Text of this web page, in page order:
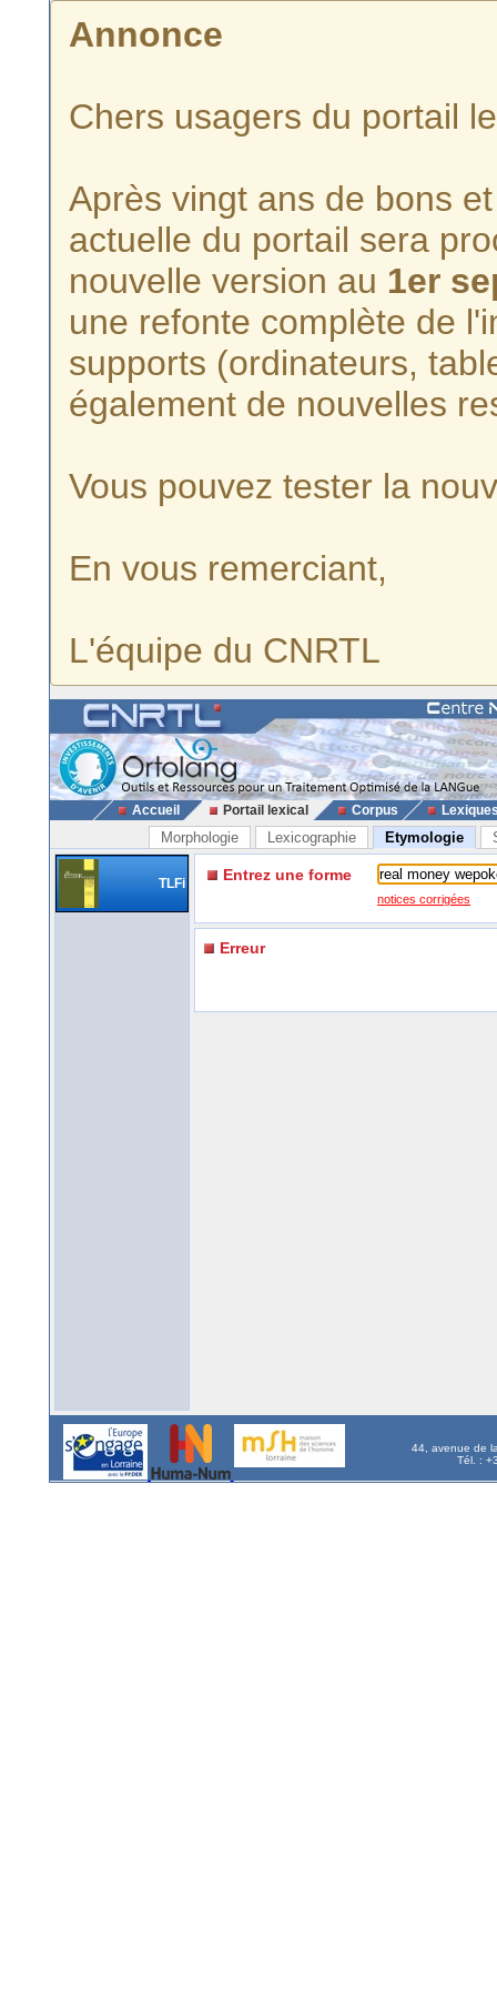
Annonce
Chers usagers du portail
Après vingt ans de bons
actuelle du portail sera
nouvelle version au 1er
une refonte complète de
supports (ordinateurs,
également de nouvelles
Vous pouvez tester la
En vous remerciant,
L'équipe du CNRTL
Accueil Portail lexical Corpus
Morphologie Lexicographie Etymologie
TLFi Entrez une forme
notices corrigées
Erreur
44, avenue de
Tél. :